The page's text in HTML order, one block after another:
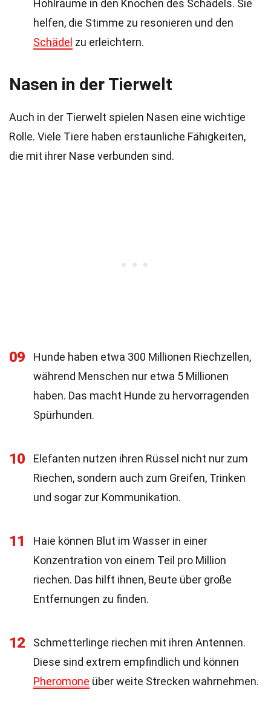
Hohlräume in den Knochen des Schädels. Sie
helfen, die Stimme zu resonieren und den
Schädel zu erleichtern.
Nasen in der Tierwelt
Auch in der Tierwelt spielen Nasen eine wichtige
Rolle. Viele Tiere haben erstaunliche Fähigkeiten,
die mit ihrer Nase verbunden sind.
09
Hunde haben etwa 300 Millionen Riechzellen,
während Menschen nur etwa 5 Millionen
haben. Das macht Hunde zu hervorragenden
Spürhunden.
10
Elefanten nutzen ihren Rüssel nicht nur zum
Riechen, sondern auch zum Greifen, Trinken
und sogar zur Kommunikation.
11
Haie können Blut im Wasser in einer
Konzentration von einem Teil pro Million
riechen. Das hilft ihnen, Beute über große
Entfernungen zu finden.
12
Schmetterlinge riechen mit ihren Antennen.
Diese sind extrem empfindlich und können
Pheromone über weite Strecken wahrnehmen.